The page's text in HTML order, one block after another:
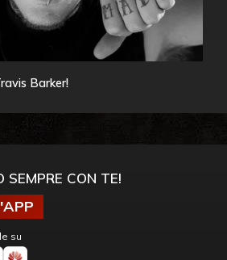
Barker!
SEMPRE CON TE!
su